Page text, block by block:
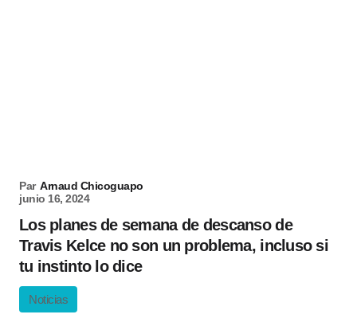
Par Arnaud Chicoguapo
junio 16, 2024
Los planes de semana de descanso de
Travis Kelce no son un problema, incluso si
tu instinto lo dice
Noticias